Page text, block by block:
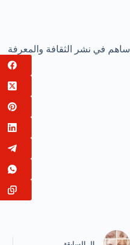
ساهم في نشر الثقافة والمعرفة